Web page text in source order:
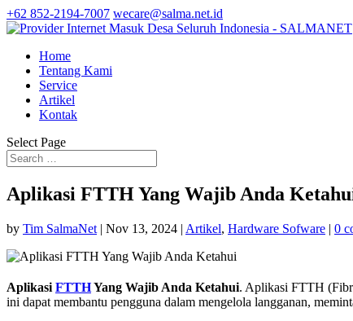
+62 852-2194-7007 wecare@salma.net.id
Home
Tentang Kami
Service
Artikel
Kontak
Select Page
Aplikasi FTTH Yang Wajib Anda
by Tim SalmaNet | Nov 13, 2024 | Artikel, Hardware Sofware | 0
Aplikasi FTTHYang Wajib Anda Ketahui. Aplikasi FTTH
ini dapat membantu pengguna dalam mengelola langganan,